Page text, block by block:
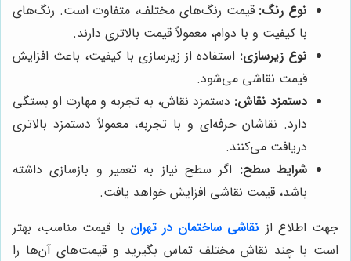
نوع رنگ: قیمت رنگ‌های مختلف، متفاوت است. رنگ‌های
با کیفیت و با دوام، معمولاً قیمت بالاتری دارند.
نوع زیرسازی: استفاده از زیرسازی با کیفیت، باعث افزایش
قیمت نقاشی می‌شود.
دستمزد نقاش: دستمزد نقاش، به تجربه و مهارت او بستگی
دارد. نقاشان حرفه‌ای و با تجربه، معمولاً دستمزد بالاتری
دریافت می‌کنند.
شرایط سطح: اگر سطح نیاز به تعمیر و بازسازی داشته
باشد، قیمت نقاشی افزایش خواهد یافت.
جهت اطلاع از نقاشی ساختمان در تهران با قیمت مناسب، بهتر
است با چند نقاش مختلف تماس بگیرید و قیمت‌های آن‌ها را